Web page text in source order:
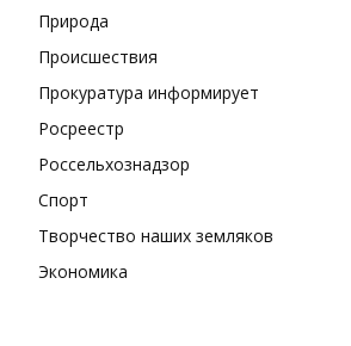
Природа
Происшествия
Прокуратура информирует
Росреестр
Россельхознадзор
Спорт
Творчество наших земляков
Экономика